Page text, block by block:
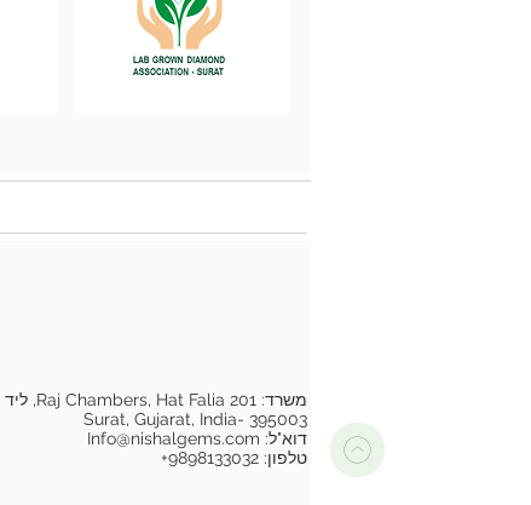
Surat, Gujarat, India- 395003
דוא"ל: Info@nishalgems.com
טלפון: 9898133032+